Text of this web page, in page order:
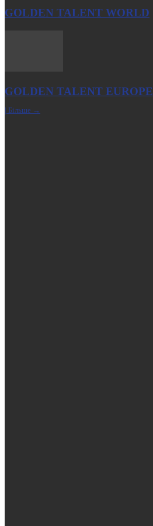
GOLDEN TALENT WORLD
GOLDEN TALENT EUROPE
| Більше →